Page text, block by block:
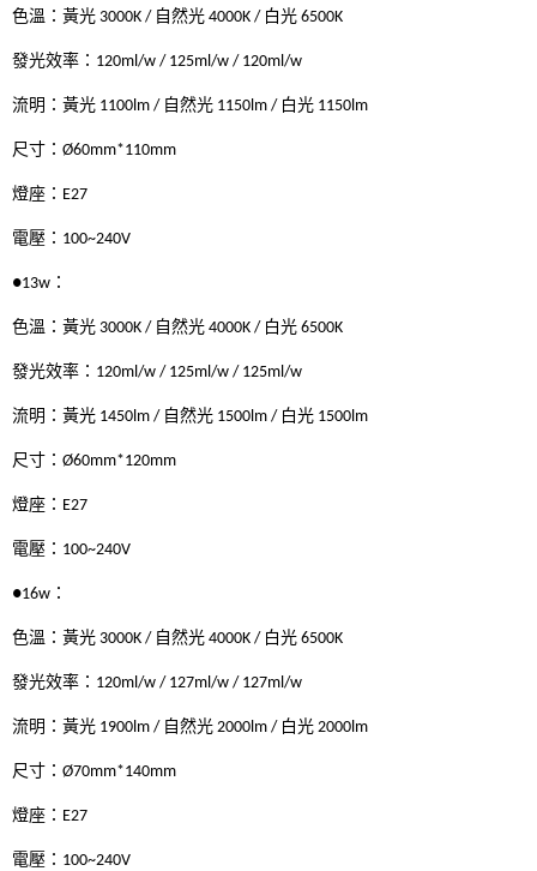
色溫：黃光 3000K / 自然光 4000K / 白光 6500K
發光效率：120ml/w / 125ml/w / 120ml/w
流明：黃光 1100lm / 自然光 1150lm / 白光 1150lm
尺寸：Ø60mm*110mm
燈座：E27
電壓：100~240V
●13w：
色溫：黃光 3000K / 自然光 4000K / 白光 6500K
發光效率：120ml/w / 125ml/w / 125ml/w
流明：黃光 1450lm / 自然光 1500lm / 白光 1500lm
尺寸：Ø60mm*120mm
燈座：E27
電壓：100~240V
●16w：
色溫：黃光 3000K / 自然光 4000K / 白光 6500K
發光效率：120ml/w / 127ml/w / 127ml/w
流明：黃光 1900lm / 自然光 2000lm / 白光 2000lm
尺寸：Ø70mm*140mm
燈座：E27
電壓：100~240V